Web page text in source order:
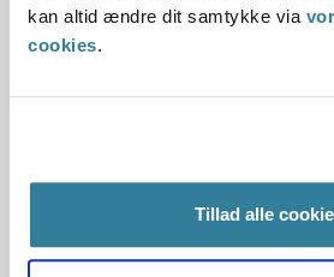
kan altid ændre dit samtykke via
cookies.
Tillad alle
SAGS NR.: 2012-8
Ressourcer
Samrådet afslog i november 2011 at